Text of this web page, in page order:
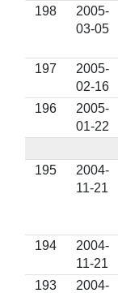
198
2005-
03-05
197
2005-
02-16
196
2005-
01-22
195
2004-
11-21
194
2004-
11-21
193
2004-